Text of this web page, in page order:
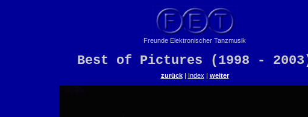
Freunde Elektronischer Tanzmusik
Best of Pictures (1998 -
zurück| Index | weiter